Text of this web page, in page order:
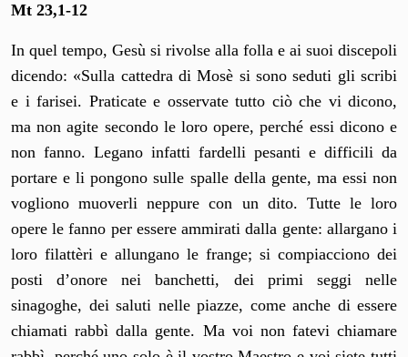
Mt 23,1-12
In quel tempo, Gesù si rivolse alla folla e ai suoi discepoli
dicendo: «Sulla cattedra di Mosè si sono seduti gli scribi
e i farisei. Praticate e osservate tutto ciò che vi dicono,
ma non agite secondo le loro opere, perché essi dicono e
non fanno. Legano infatti fardelli pesanti e difficili da
portare e li pongono sulle spalle della gente, ma essi non
vogliono muoverli neppure con un dito. Tutte le loro
opere le fanno per essere ammirati dalla gente: allargano i
loro filattèri e allungano le frange; si compiacciono dei
posti d’onore nei banchetti, dei primi seggi nelle
sinagoghe, dei saluti nelle piazze, come anche di essere
chiamati rabbì dalla gente. Ma voi non fatevi chiamare